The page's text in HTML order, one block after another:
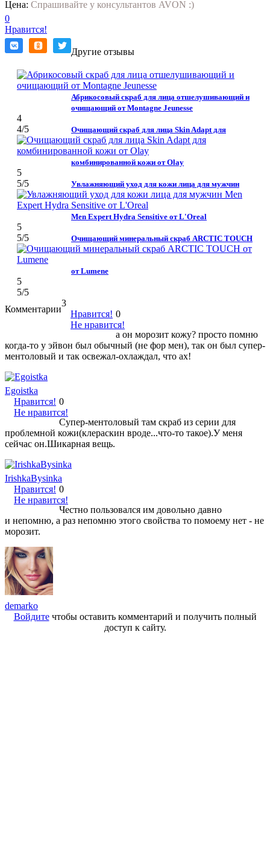
Цена: Спрашивайте у консультантов AVON :)
0
Нравится!
Другие отзывы
Абрикосовый скраб для лица отшелушивающий и
очищающий от Montagne Jeunesse
4
4/5 Очищающий скраб для лица Skin Adapt для
комбинированной кожи от Olay
5
5/5 Увлажняющий уход для кожи лица для мужчин
Men Expert Hydra Sensitive от L'Oreal
5
5/5 Очищающий минеральный скраб ARCTIC TOUCH
от Lumene
5
5/5
Комментарии
3
Нравится!
Не нравится!
0
а он морозит кожу? просто помню
когда-то у эйвон был обычный (не фор мен), так он был супер-
ментоловый и так освежал-охлаждал, что ах!
Egoistka
Нравится!
Не нравится!
0
Супер-ментоловый там скраб из серии для
проблемной кожи(клераскин вроде...что-то такое).У меня
сейчас он.Шикарная вещь.
IrishkaBysinka
Нравится!
Не нравится!
0
Честно пользовался им довольно давно
и непомню, а раз непомню этого свойства то помоему нет - не
морозит.
demarko
Войдитечтобы оставить комментарий и получить полный
доступ к сайту.